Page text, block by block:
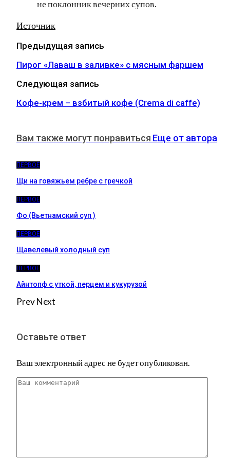
не поклонник вечерних супов.
Источник
Предыдущая запись
Пирог «Лаваш в заливке» с мясным фаршем
Следующая запись
Кофе-крем – взбитый кофе (Crema di caffe)
Вам также могут понравиться Еще от автора
ПЕРВОЕ
Щи на говяжьем ребре с гречкой
ПЕРВОЕ
Фо (Вьетнамский суп )
ПЕРВОЕ
Щавелевый холодный суп
ПЕРВОЕ
Айнтопф с уткой, перцем и кукурузой
PrevNext
Оставьте ответ
Ваш электронный адрес не будет опубликован.